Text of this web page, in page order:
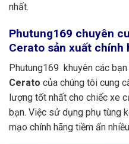
nhất.
Phutung169 chuyên
Cerato sản xuất chính
Phutung169 khuyên các
Cerato của chúng tôi cung
lượng tốt nhất cho chiếc xe
bạn. Việc sử dụng phụ tùng
mạo chính hãng tiềm ẩn